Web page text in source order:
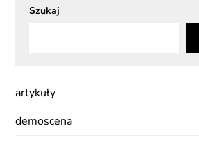
Szukaj
artykuły
demoscena